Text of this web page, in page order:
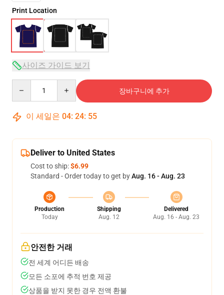
Print Location
사이즈 가이드 보기
장바구니에 추가
이 세일은 04: 24: 54
Deliver to United States
Cost to ship:$6.99
Standard - Order today to get byAug. 16 - Aug. 23
Production
Today
Shipping
Aug. 12
Delivered
Aug. 16 - Aug. 23
안전한 거래
전 세계 어디든 배송
모든 소포에 추적 번호 제공
상품을 받지 못한 경우 전액 환불